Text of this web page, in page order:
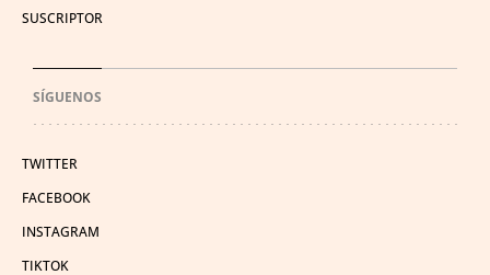
SUSCRIPTOR
SÍGUENOS
TWITTER
FACEBOOK
INSTAGRAM
TIKTOK